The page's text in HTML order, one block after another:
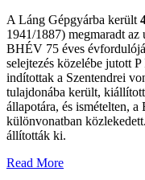
A Láng Gépgyárba került
1941/1887) megmaradt
BHÉV 75 éves
selejtezés közelébe jutott
indítottak a Szentendrei
tulajdonába került,
állapotára, és ismételten,
különvonatban
állították ki.
Read More